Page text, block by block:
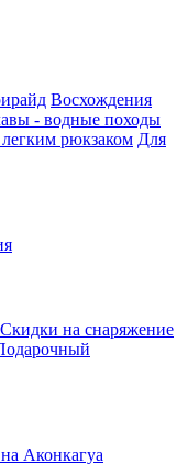
Восхождения
- водные походы
рюкзаком Для
Скидки на снаряжение
Аконкагуа